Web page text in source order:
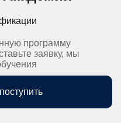
программу
заявку, мы